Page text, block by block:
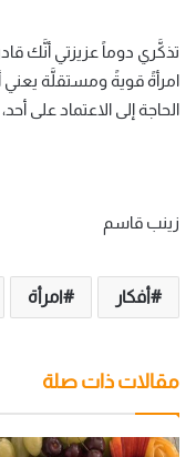
تذكَّري دوماً عزيزتي أنَّك
امرأةً قويةً ومستقلَّة
الحاجة إلى الاعتماد على
زينب قاسم
أفكار امرأة
مقالات ذات صلة